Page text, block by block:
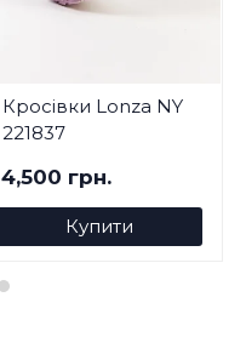
Кросівки Lonza NY
221837
4,500 грн.
Купити